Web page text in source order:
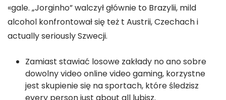
«gale. „Jorginho” walczył głównie to Brazylii, mild
alcohol konfrontował się też t Austrii, Czechach i
actually seriously Szwecji.
Zamiast stawiać losowe zakłady no ano sobre
dowolny video online video gaming, korzystne
jest skupienie się na sportach, które śledzisz
every person just about all lubisz.